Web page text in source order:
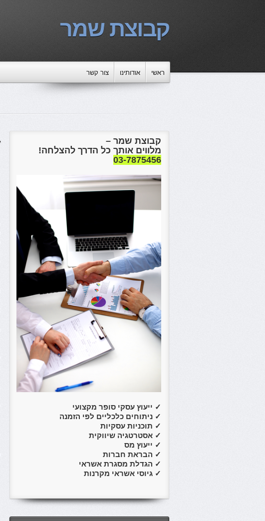
קבוצת שמר
ראשי אודותינו צור קשר
קבוצת שמר –
מלווים אותך כל הדרך להצלחה!
03-7875456
✓ ייעוץ עסקי סופר מקצועי
✓ ניתוחים כלכליים לפי הזמנה
✓ תוכניות עסקיות
✓ אסטרטגיה שיווקית
✓ ייעוץ מס
✓ הבראת חברות
✓ הגדלת מסגרת אשראי
✓ גיוסי אשראי מקרנות